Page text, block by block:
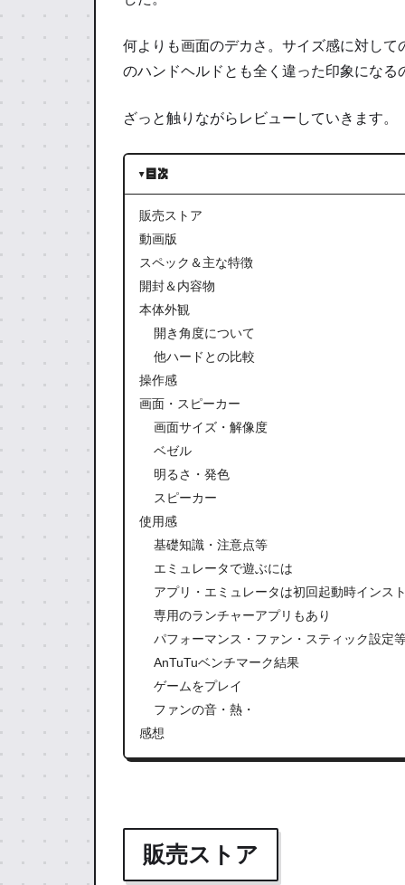
何よりも画面のデカさ。サイズ感に対し
のハンドヘルドとも全く違った印象になる
ざっと触りながらレビューしていきます。
目次
販売ストア
動画版
スペック＆主な特徴
開封＆内容物
本体外観
開き角度について
他ハードとの比較
操作感
画面・スピーカー
画面サイズ・解像度
ベゼル
明るさ・発色
スピーカー
使用感
基礎知識・注意点等
エミュレータで遊ぶには
アプリ・エミュレータは初回起動時インス
専用のランチャーアプリもあり
パフォーマンス・ファン・スティック設定
AnTuTuベンチマーク結果
ゲームをプレイ
ファンの音・熱・
感想
販売ストア